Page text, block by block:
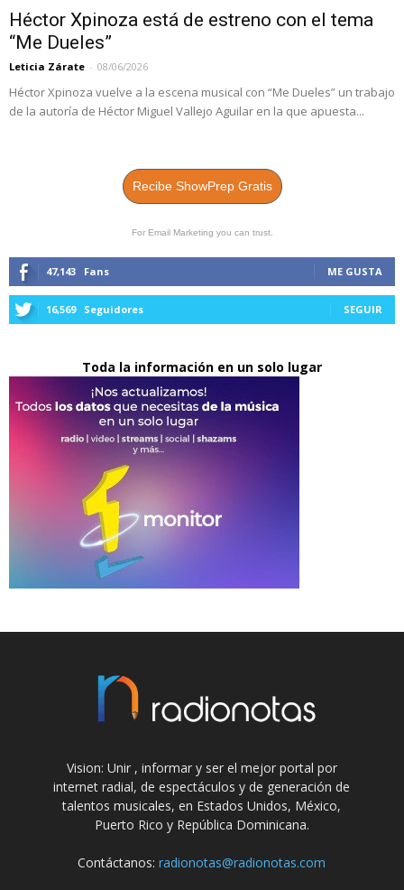
Héctor Xpinoza está de estreno con el tema
“Me Dueles”
Leticia Zárate - 08/06/2026
Héctor Xpinoza vuelve a la escena musical con “Me Dueles” un trabajo
de la autoría de Héctor Miguel Vallejo Aguilar en la que apuesta...
Recibe ShowPrep Gratis
For Email Marketing you can trust.
47,143 Fans ME GUSTA
16,569 Seguidores SEGUIR
Toda la información en un solo lugar
Vision: Unir , informar y ser el mejor portal por
internet radial, de espectáculos y de generación de
talentos musicales, en Estados Unidos, México,
Puerto Rico y República Dominicana.
Contáctanos:radionotas@radionotas.com